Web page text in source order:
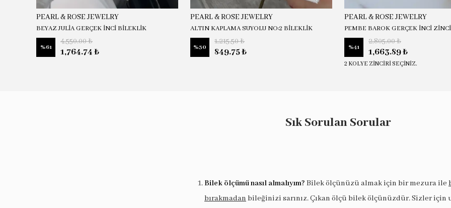
PEARL & ROSE JEWELRY
BEYAZ JULİA GERÇEK İNCİ BİLEKLİK
%61
4,550.00 ₺
1,764.74 ₺
PEARL & ROSE JEWELRY
ALTIN KAPLAMA SUYOLU NO:2 BİLEKLİK
%30
1,215.50 ₺
849.75 ₺
PEARL & ROSE JEWELRY
PEMBE BAROK GERÇEK İNCİ
%41
2,805.00 ₺
1,663.89 ₺
2 KOLYE ZİNCİRİ SEÇİNİZ.
Sık Sorulan Sorular
Bilek ölçümü nasıl almalıyım? Bilek ölçünüzü almak için bir mezura ile
bırakmadan bileğinizi sarınız. Çıkan ölçü bilek ölçünüzdür. Sizler için